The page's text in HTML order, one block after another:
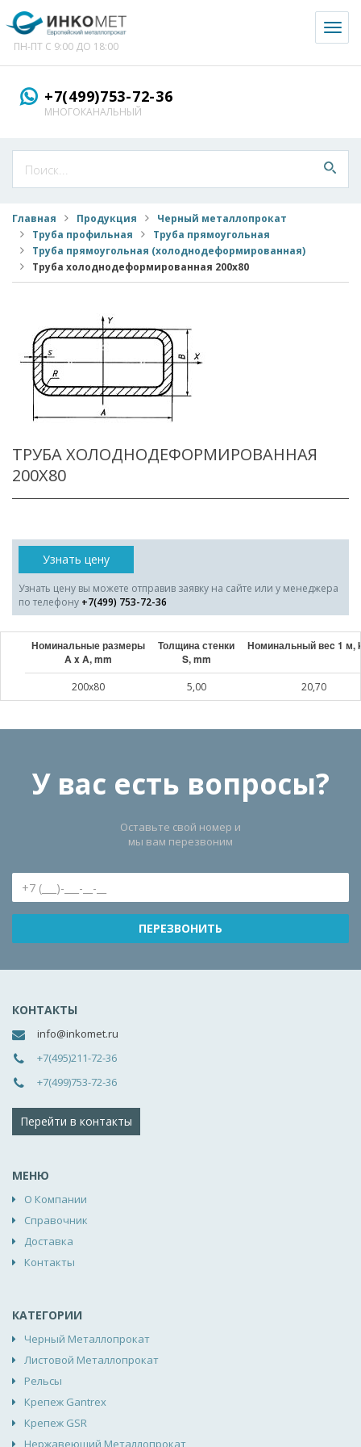
ПН-ПТ С 9:00 ДО 18:00
+7(499)753-72-36
МНОГОКАНАЛЬНЫЙ
Главная Продукция
Черный металлопрокат
Труба профильная
Труба прямоугольная
Труба прямоугольная (холоднодеформированная)
Труба холоднодеформированная 200x80
ТРУБА ХОЛОДНОДЕФОРМИРОВАННАЯ
200X80
Узнать цену
Узнать цену вы можете отправив заявку на сайте или у менеджера
по телефону +7(499) 753-72-36
Номинальные размеры
A x A, mm
Толщина стенки
S, mm
Номинальный веc 1 м,
200x80 5,00 20,70
У вас есть вопросы?
Оставьте свой номер и
мы вам перезвоним
КОНТАКТЫ
info@inkomet.ru
+7(495)211-72-36
+7(499)753-72-36
Перейти в контакты
МЕНЮ
О Компании
Справочник
Доставка
Контакты
КАТЕГОРИИ
Черный Металлопрокат
Листовой Металлопрокат
Рельсы
Крепеж Gantrex
Крепеж GSR
Нержавеющий Металлопрокат